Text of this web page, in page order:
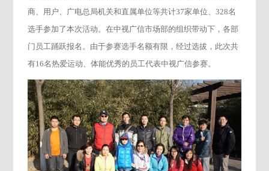
商、用户、广电总局机关和直属单位等共计37家单位、328名
选手参加了本次活动。在中视广信市场部的组织带动下，各部
门员工踊跃报名。由于参赛选手名额有限，经过选拔，此次共
有16名热爱运动、体能优秀的员工代表中视广信参赛。